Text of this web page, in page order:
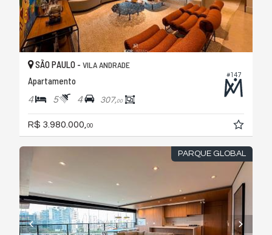
#147
SÃO PAULO - VILA ANDRADE
Apartamento
4 5 4 307,00
R$ 3.980.000, 00
PARQUE GLOBAL